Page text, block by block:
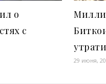
о
с
29 июня,